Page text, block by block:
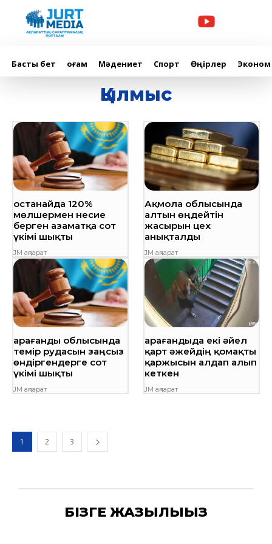
Басты бет Қоғам Мәдениет Спорт Өңірлер
Қылмыс
Қостанайда 120%
мөлшермен несие
берген азаматқа сот
үкімі шықты
JM ақпарат
Ақмола облысында
алтын өңдейтін
жасырын цех
анықталды
JM ақпарат
Қарағанды облысында
темір рудасын заңсыз
өндіргендерге сот
үкімі шықты
JM ақпарат
Қарағандыда екі әйел
қарт әжейдің қомақты
қаржысын алдап алып
кеткен
JM ақпарат
1 2 3
БІЗГЕ ЖАЗЫЛЫҢЫЗ